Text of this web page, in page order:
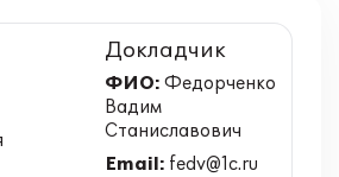
Докладчик
ФИО: Федорченко
Вадим
Станиславович
Email: fedv@1c.ru